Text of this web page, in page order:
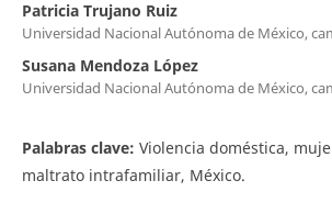
Patricia Trujano Ruiz
Universidad Nacional Autónoma de México,
Susana Mendoza López
Universidad Nacional Autónoma de México,
Palabras clave: Violencia doméstica,
maltrato intrafamiliar, México.